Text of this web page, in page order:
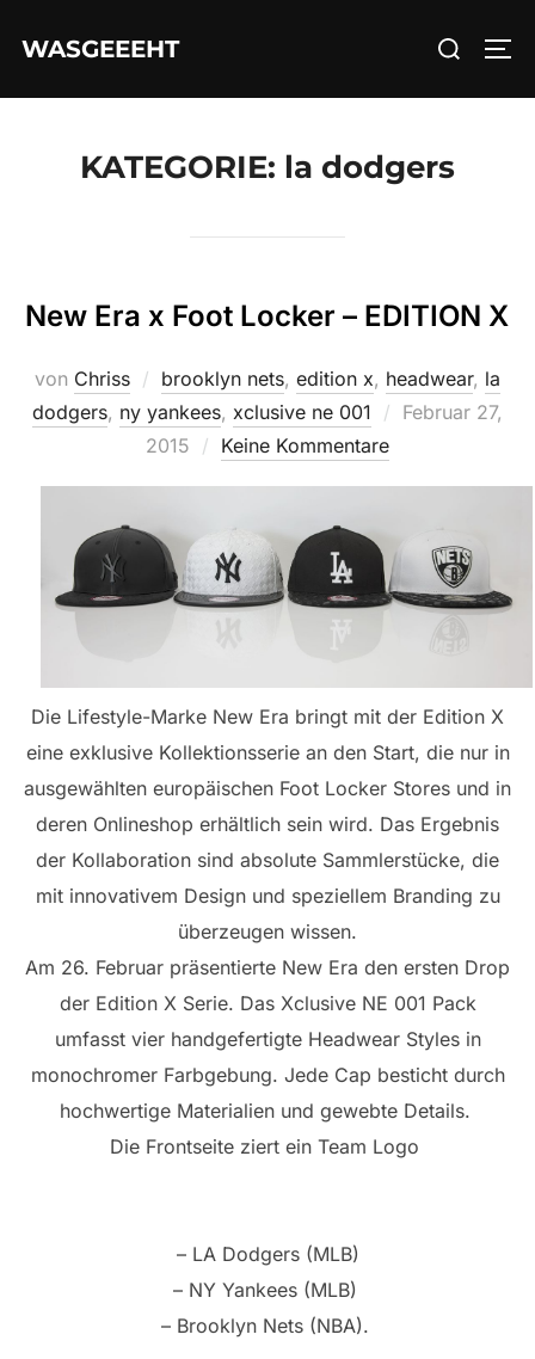
InhaltWASGEEEHT
Suchen
KATEGORIE: la dodgers
New Era x Foot Locker – EDITION X
von Chriss brooklyn nets, edition x, headwear, la
dodgers, ny yankees, xclusive ne 001
Veröffentlicht
Februar 27,
2015
Keine Kommentare
Die Lifestyle-Marke New Era bringt mit der Edition X
eine exklusive Kollektionsserie an den Start, die nur in
ausgewählten europäischen Foot Locker Stores und in
deren Onlineshop erhältlich sein wird. Das Ergebnis
der Kollaboration sind absolute Sammlerstücke, die
mit innovativem Design und speziellem Branding zu
überzeugen wissen.
Am 26. Februar präsentierte New Era den ersten Drop
der Edition X Serie. Das Xclusive NE 001 Pack
umfasst vier handgefertigte Headwear Styles in
monochromer Farbgebung. Jede Cap besticht durch
hochwertige Materialien und gewebte Details.
Die Frontseite ziert ein Team Logo
– LA Dodgers (MLB)
– NY Yankees (MLB)
– Brooklyn Nets (NBA).